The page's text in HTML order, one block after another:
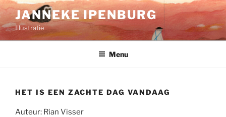
Ga
naar
de
inhoud
JANNEKE IPENBURG
Illustratie
Menu
HET IS EEN ZACHTE DAG VANDAAG
Auteur: Rian Visser